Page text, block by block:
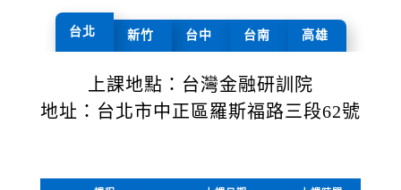
台北 新竹 台中 台南 高雄
上課地點：台灣金融研訓院
地址：台北市中正區羅斯福路三段62號